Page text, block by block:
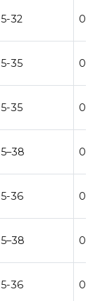
5-32
5-35
5-35 0-
5–38
5-36 0-
5–38 0-
5-36 0-